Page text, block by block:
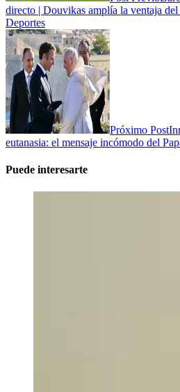
directo | Douvikas amplía la ventaja
Deportes
Próximo Post
eutanasia: el mensaje incómodo del
Puede interesarte